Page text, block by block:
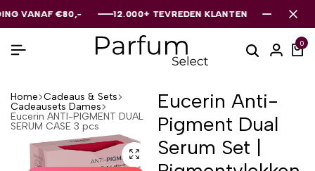
€80,- 12.000+ TEVREDEN KLANTEN
€80,- 12.000+ TEVREDEN KLANTEN
€80,- 12.000+ TEVREDEN KLANTEN
0
Home Cadeaus & Sets
Cadeausets Dames
Eucerin ANTI-PIGMENT DUAL
SERUM CASE 3 pcs
Eucerin Anti-
Pigment Dual
Serum Set |